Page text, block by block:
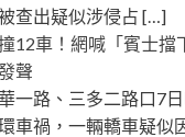
查出疑似涉侵占 […]
12車！網喊「賓士擋
聲
一路、三多二路口7
車禍，一輛轎車疑似